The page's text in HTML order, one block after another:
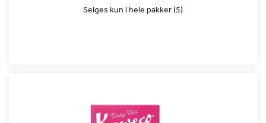
Selges kun i hele pakker (5)